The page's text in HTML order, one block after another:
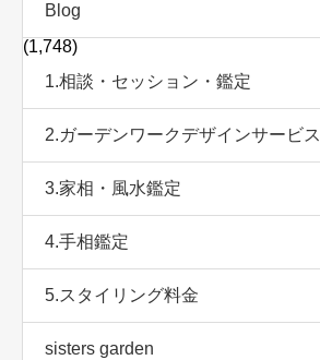
Blog
(1,748)
1.相談・セッション・鑑定
2.ガーデンワークデザインサービス
3.家相・風水鑑定
4.手相鑑定
5.スタイリング料金
sisters garden